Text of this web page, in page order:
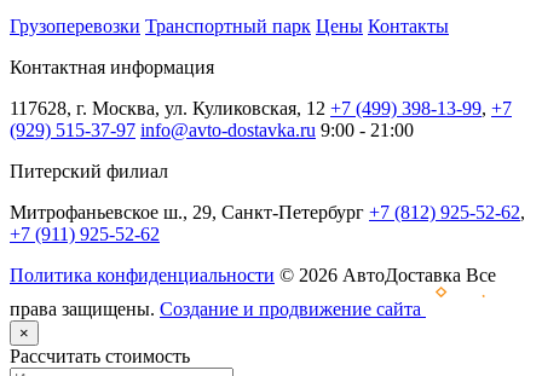
Грузоперевозки Транспортный парк Цены Контакты
Контактная информация
117628, г. Москва, ул. Куликовская, 12 +7 (499) 398-13-99, +7
(929) 515-37-97 info@avto-dostavka.ru 9:00 - 21:00
Питерский филиал
Митрофаньевское ш., 29, Санкт-Петербург +7 (812) 925-52-62,
+7 (911) 925-52-62
Политика конфиденциальности © 2026 АвтоДоставка Все
права защищены. Создание и продвижение сайта
×
Рассчитать стоимость